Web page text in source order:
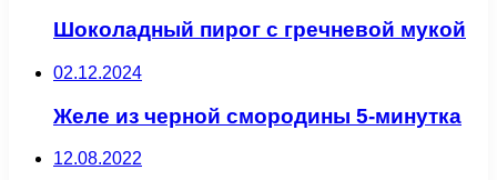
Шоколадный пирог с гречневой мукой
02.12.2024
Желе из черной смородины 5-минутка
12.08.2022